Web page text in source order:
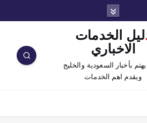
الاخباري
بأخبار السعودية والخليج
ويقدم اهم الخدمات